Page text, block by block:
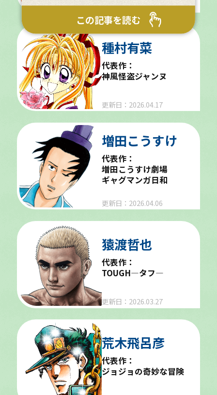
この記事を読む
更新日：2026.04.24
種村有菜
代表作：
神風怪盗ジャンヌ
更新日：2026.04.17
増田こうすけ
代表作：
増田こうすけ劇場
ギャグマンガ日和
更新日：2026.04.06
猿渡哲也
代表作：
TOUGH―タフ―
更新日：2026.03.27
荒木飛呂彦
代表作：
ジョジョの奇妙な冒険